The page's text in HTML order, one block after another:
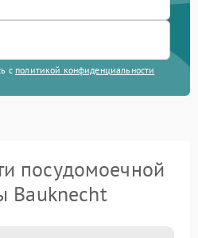
с политикой конфиденциальности
посудомоечной
Bauknecht